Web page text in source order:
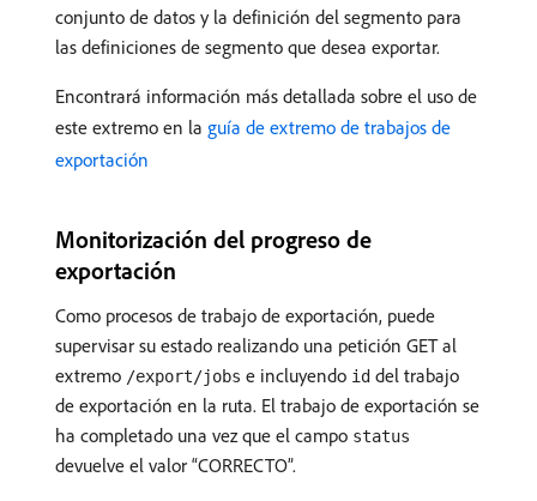
conjunto de datos y la definición del segmento para
las definiciones de segmento que desea exportar.
Encontrará información más detallada sobre el uso de
este extremo en la guía de extremo de trabajos de
exportación
Monitorización del progreso de
exportación
Como procesos de trabajo de exportación, puede
supervisar su estado realizando una petición GET al
extremo /export/jobs e incluyendo id del trabajo
de exportación en la ruta. El trabajo de exportación se
ha completado una vez que el campo status
devuelve el valor “CORRECTO”.